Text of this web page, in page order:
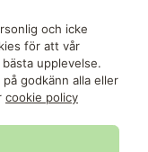
i:
reserverade
och icke
för att vår
upplevelse.
godkänn alla eller
cookie policy